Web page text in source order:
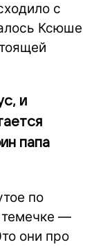
с
Ксюше
и
папа
по
темечке —
они про